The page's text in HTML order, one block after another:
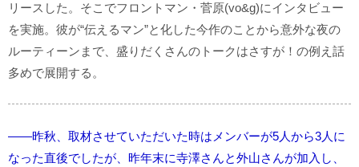
リースした。そこでフロントマン・菅原(vo&g)にインタビュー
を実施。彼が“伝えるマン”と化した今作のことから意外な夜の
ルーティーンまで、盛りだくさんのトークはさすが！の例え話
多めで展開する。
――昨秋、取材させていただいた時はメンバーが5人から3人に
なった直後でしたが、昨年末に寺澤さんと外山さんが加入し、